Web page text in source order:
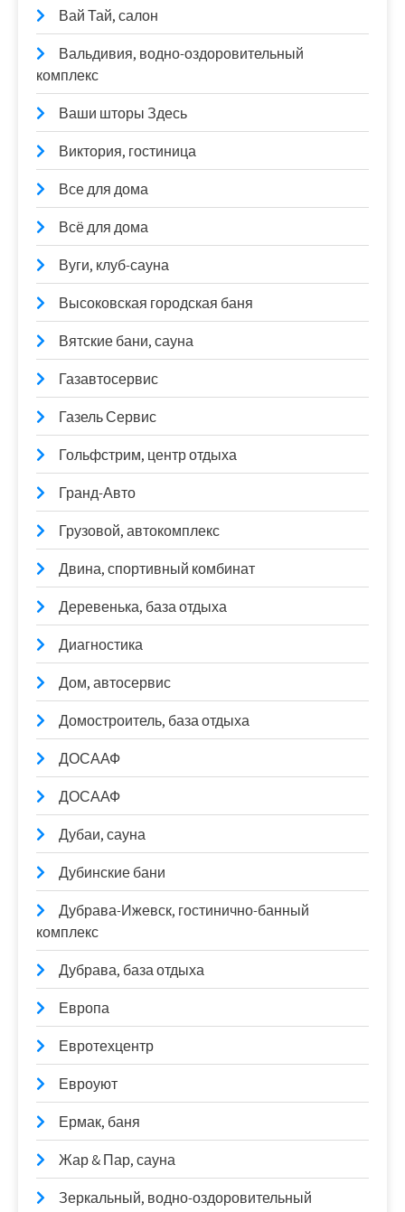
Вай Тай, салон
Вальдивия, водно-оздоровительный
комплекс
Ваши шторы Здесь
Виктория, гостиница
Все для дома
Всё для дома
Вуги, клуб-сауна
Высоковская городская баня
Вятские бани, сауна
Газавтосервис
Газель Сервис
Гольфстрим, центр отдыха
Гранд-Авто
Грузовой, автокомплекс
Двина, спортивный комбинат
Деревенька, база отдыха
Диагностика
Дом, автосервис
Домостроитель, база отдыха
ДОСААФ
ДОСААФ
Дубаи, сауна
Дубинские бани
Дубрава-Ижевск, гостинично-банный
комплекс
Дубрава, база отдыха
Европа
Евротехцентр
Евроуют
Ермак, баня
Жар & Пар, сауна
Зеркальный, водно-оздоровительный